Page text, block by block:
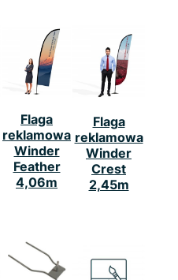
Flaga
reklamowa
Winder
Feather
4,06m
Flaga
reklamowa
Winder
Crest
2,45m